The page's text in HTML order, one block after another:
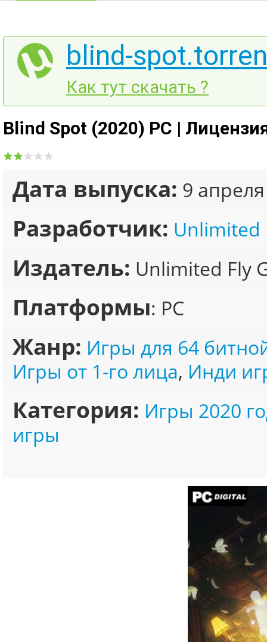
blind-
Как тут скачать ?
Blind Spot (2020) PC |
Дата выпуска: 9
Разработчик: Unlimited
Издатель: Unlimited Fly
Платформы: PC
Жанр: Игры для 64
Игры от 1-го лица, Инди
Категория: Игры 2020
игры